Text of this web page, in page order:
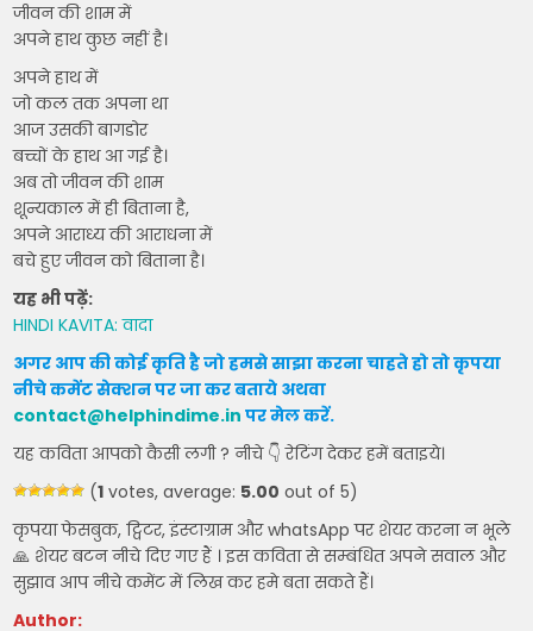
जीवन की शाम में
अपने हाथ कुछ नहीं है।
अपने हाथ में
जो कल तक अपना था
आज उसकी बागडोर
बच्चों के हाथ आ गई है।
अब तो जीवन की शाम
शून्यकाल में ही बिताना है,
अपने आराध्य की आराधना में
बचे हुए जीवन को बिताना है।
यह भी पढ़ें:
HINDI KAVITA: वादा
अगर आप की कोई कृति है जो हमसे साझा करना चाहते हो तो कृपया
नीचे कमेंट सेक्शन पर जा कर बताये अथवा
contact@helphindime.in पर मेल करें.
यह कविता आपको कैसी लगी ? नीचे 👇 रेटिंग देकर हमें बताइये।
(1 votes, average: 5.00 out of 5)
कृपया फेसबुक, ट्विटर, इंस्टाग्राम और whatsApp पर शेयर करना न भूले
🙏 शेयर बटन नीचे दिए गए हैं । इस कविता से सम्बंधित अपने सवाल और
सुझाव आप नीचे कमेंट में लिख कर हमे बता सकते हैं।
Author: